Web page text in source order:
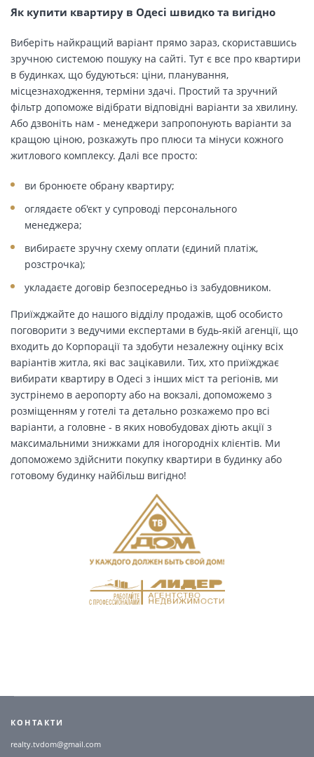
Як купити квартиру в Одесі швидко та вигідно
Виберіть найкращий варіант прямо зараз, скориставшись
зручною системою пошуку на сайті. Тут є все про квартири
в будинках, що будуються: ціни, планування,
місцезнаходження, терміни здачі. Простий та зручний
фільтр допоможе відібрати відповідні варіанти за хвилину.
Або дзвоніть нам - менеджери запропонують варіанти за
кращою ціною, розкажуть про плюси та мінуси кожного
житлового комплексу. Далі все просто:
ви бронюєте обрану квартиру;
оглядаєте об'єкт у супроводі персонального
менеджера;
вибираєте зручну схему оплати (єдиний платіж,
розстрочка);
укладаєте договір безпосередньо із забудовником.
Приїжджайте до нашого відділу продажів, щоб особисто
поговорити з ведучими експертами в будь-якій агенції, що
входить до Корпорації та здобути незалежну оцінку всіх
варіантів житла, які вас зацікавили. Тих, хто приїжджає
вибирати квартиру в Одесі з інших міст та регіонів, ми
зустрінемо в аеропорту або на вокзалі, допоможемо з
розміщенням у готелі та детально розкажемо про всі
варіанти, а головне - в яких новобудовах діють акції з
максимальними знижками для іногородніх клієнтів. Ми
допоможемо здійснити покупку квартири в будинку або
готовому будинку найбільш вигідно!
КОНТАКТИ
realty.tvdom@gmail.com